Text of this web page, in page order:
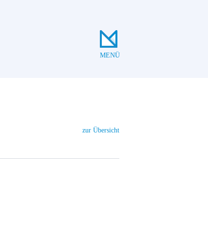
MENÜ
zur Übersicht